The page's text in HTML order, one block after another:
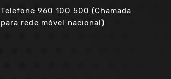
Telefone 960 100 500 (Chamada
para rede móvel nacional)